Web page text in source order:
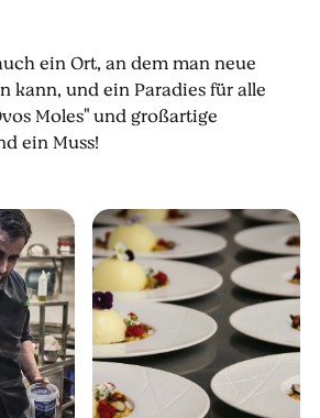
ein Ort, an dem man neue
kann, und ein Paradies für alle
Moles" und großartige
ein Muss!